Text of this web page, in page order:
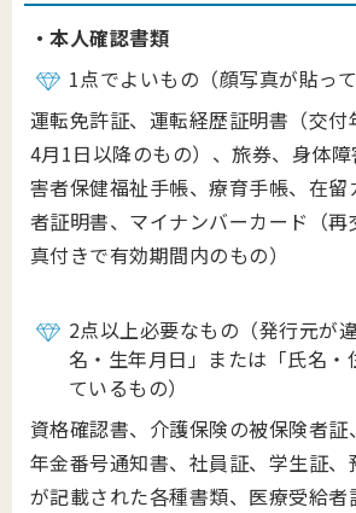
・本人確認書類
1点でよいもの（顔写真が貼って
運転免許証、運転経歴証明書（交
4月1日以降のもの）、旅券、身体
害者保健福祉手帳、療育手帳、在留
者証明書、マイナンバーカード（再
真付きで有効期間内のもの）
2点以上必要なもの（発行元が
名・生年月日」または「氏名・
ているもの）
資格確認書、介護保険の被保険者
年金番号通知書、社員証、学生証、
が記載された各種書類、医療受給